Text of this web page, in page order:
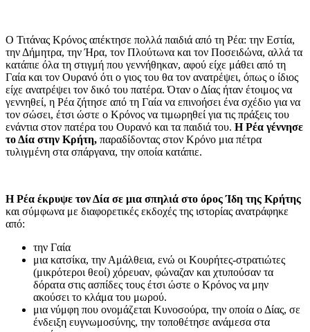
Ο Τιτάνας Κρόνος απέκτησε πολλά παιδιά από τη Ρέα: την Εστία,
την Δήμητρα, την Ήρα, τον Πλούτωνα και τον Ποσειδώνα, αλλά τα
κατάπιε όλα τη στιγμή που γεννήθηκαν, αφού είχε μάθει από τη
Γαία και τον Ουρανό ότι ο γιος του θα τον ανατρέψει, όπως ο ίδιος
είχε ανατρέψει τον δικό του πατέρα. Όταν ο Δίας ήταν έτοιμος να
γεννηθεί, η Ρέα ζήτησε από τη Γαία να επινοήσει ένα σχέδιο για να
τον σώσει, έτσι ώστε ο Κρόνος να τιμωρηθεί για τις πράξεις του
ενάντια στον πατέρα του Ουρανό και τα παιδιά του. Η Ρέα γέννησε
το Δία στην Κρήτη, παραδίδοντας στον Κρόνο μια πέτρα
τυλιγμένη στα σπάργανα, την οποία κατάπιε.
Η Ρέα έκρυψε τον Δία σε μια σπηλιά στο όρος Ίδη της Κρήτης
και σύμφωνα με διαφορετικές εκδοχές της ιστορίας ανατράφηκε
από:
την Γαία
μια κατσίκα, την Αμάλθεια, ενώ οι Κουρήτες-στρατιώτες
(μικρότεροι θεοί) χόρευαν, φώναζαν και χτυπούσαν τα
δόρατα στις ασπίδες τους έτσι ώστε ο Κρόνος να μην
ακούσει το κλάμα του μωρού.
μια νύμφη που ονομάζεται Κυνοσούρα, την οποία ο Δίας, σε
ένδειξη ευγνωμοσύνης, την τοποθέτησε ανάμεσα στα